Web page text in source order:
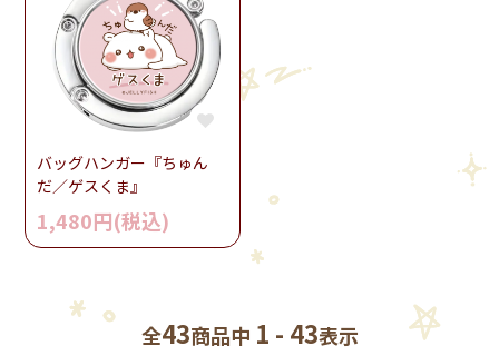
バッグハンガー『ちゅん
だ／ゲスくま』
1,480円(税込)
全43商品中 1 - 43表示